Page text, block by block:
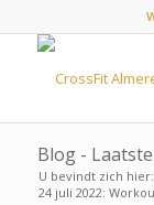
Blog -
U bevindt zich hier:
24 juli 2022: